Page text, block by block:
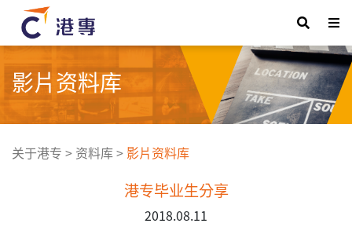
影片资料库
关于港专 > 资料库> 影片资料库
港专毕业生分享
2018.08.11